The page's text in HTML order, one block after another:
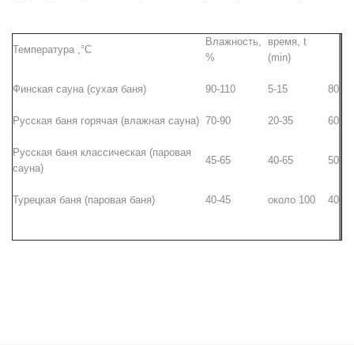
Температура ,°С
Влажность,
%
время, t
(min)
Финская сауна (сухая баня) 90-110 5-15 80
Русская баня горячая (влажная сауна) 70-90 20-35 60
Русская баня классическая (паровая
сауна)
45-65 40-65 50
Турецкая баня (паровая баня) 40-45 около 100 40